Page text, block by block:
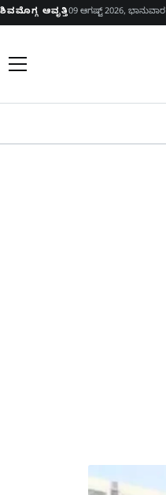
Skip to content
ಶಿವಮೊಗ್ಗ ಆವೃತ್ತಿ09 ಆಗಷ್ಟ್ 2026, ಭಾನುವಾರ